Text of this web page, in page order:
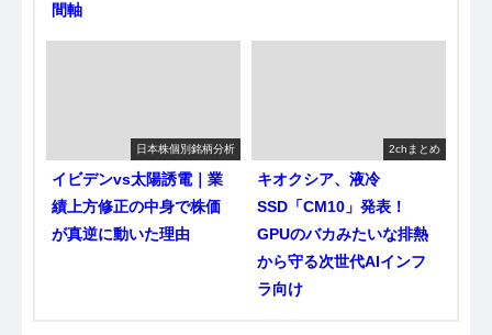
間軸
日本株個別銘柄分析
イビデンvs太陽誘電｜業
績上方修正の中身で株価
が真逆に動いた理由
2chまとめ
キオクシア、液冷
SSD「CM10」発表！
GPUのバカみたいな排熱
から守る次世代AIインフ
ラ向け